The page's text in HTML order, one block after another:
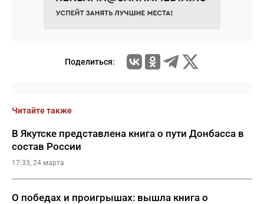
Поделиться:
Читайте также
В Якутске представлена книга о пути Донбасса в
состав России
17:33, 24 марта
О победах и проигрышах: вышла книга о